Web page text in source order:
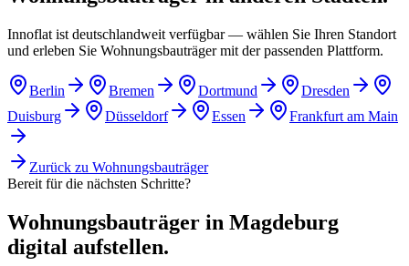
Innoflat ist deutschlandweit verfügbar — wählen Sie Ihren Standort
und erleben Sie Wohnungsbauträger mit der passenden Plattform.
Berlin Bremen Dortmund
Dresden
Duisburg
Düsseldorf Essen Frankfurt am Main
Zurück zu Wohnungsbauträger
Bereit für die nächsten Schritte?
Wohnungsbauträger in Magdeburg
digital aufstellen.